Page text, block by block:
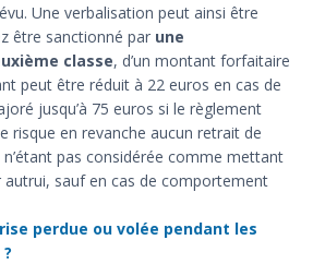
Une verbalisation peut ainsi être
être sanctionné par une
classe, d’un montant forfaitaire
peut être réduit à 22 euros en cas de
jusqu’à 75 euros si le règlement
risque en revanche aucun retrait de
pas considérée comme mettant
autrui, sauf en cas de comportement
perdue ou volée pendant les